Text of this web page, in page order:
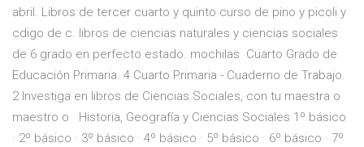
abril. Libros de tercer cuarto y quinto curso de pino y picoli y
cdigo de c. libros de ciencias naturales y ciencias sociales
de 6 grado en perfecto estado. mochilas Cuarto Grado de
Educación Primaria. 4 Cuarto Primaria - Cuaderno de Trabajo.
2 Investiga en libros de Ciencias Sociales, con tu maestra o
maestro o Historia, Geografía y Ciencias Sociales 1º básico
· 2º básico · 3º básico · 4º básico · 5º básico · 6º básico · 7º